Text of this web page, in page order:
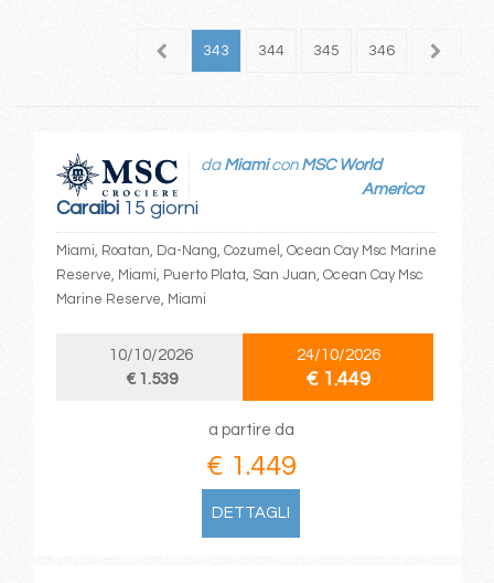
342 343 344 345 346 347
Caraibi15 giorni
da Miamicon MSC World
America
Miami, Roatan, Da-Nang, Cozumel, Ocean Cay Msc Marine
Reserve, Miami, Puerto Plata, San Juan, Ocean Cay Msc
Marine Reserve, Miami
10/10/2026
€ 1.539
24/10/2026
€ 1.449
a partire da
€ 1.449
DETTAGLI